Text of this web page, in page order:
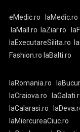
eMedic.ro laMedic.ro
laMall.ro
laZiar.ro
laExecutareSilita.ro
Fashion.ro laBalti.ro
laRomania.ro
laCraiova.ro
laCalarasi.ro
laMiercureaCiuc.ro